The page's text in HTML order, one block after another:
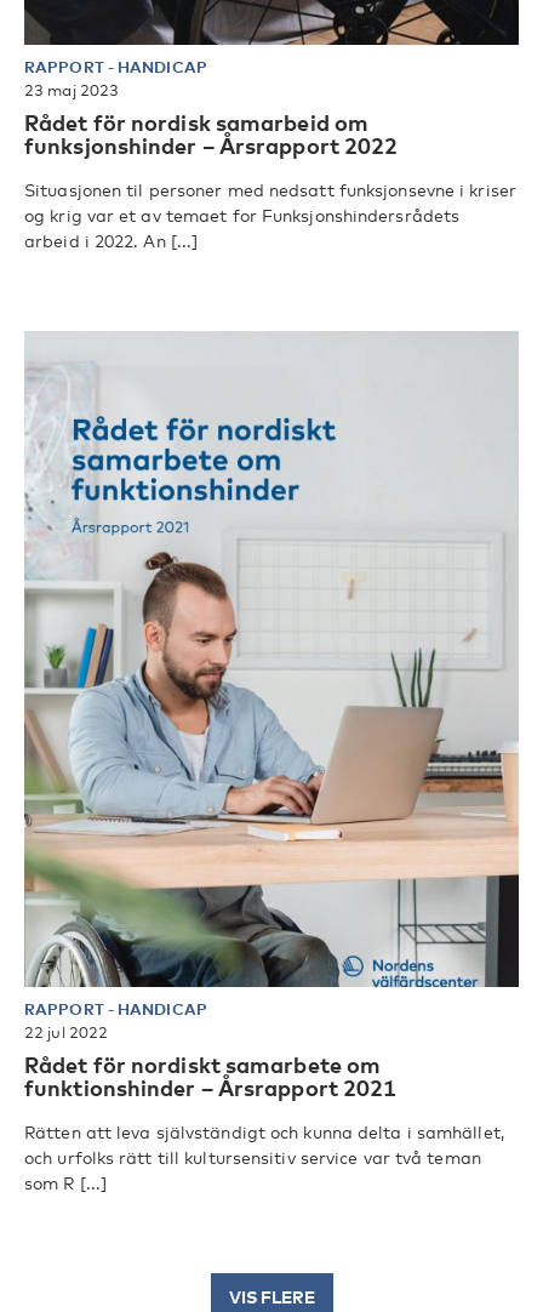
RAPPORT- HANDICAP
23 maj 2023
Rådet för nordisk samarbeid om
funksjonshinder – Årsrapport 2022
Situasjonen til personer med nedsatt funksjonsevne i kriser
og krig var et av temaet for Funksjonshindersrådets
arbeid i 2022. An [...]
RAPPORT- HANDICAP
22 jul 2022
Rådet för nordiskt samarbete om
funktionshinder – Årsrapport 2021
Rätten att leva självständigt och kunna delta i samhället,
och urfolks rätt till kultursensitiv service var två teman
som R [...]
VIS FLERE